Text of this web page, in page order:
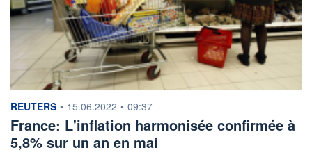
information fournie par
REUTERS • 15.06.2022 • 09:37
France: L'inflation harmonisée confirmée à
5,8% sur un an en mai